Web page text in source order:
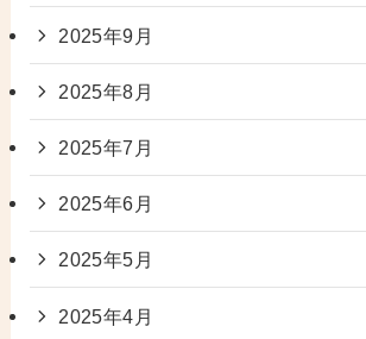
2025年9月
2025年8月
2025年7月
2025年6月
2025年5月
2025年4月